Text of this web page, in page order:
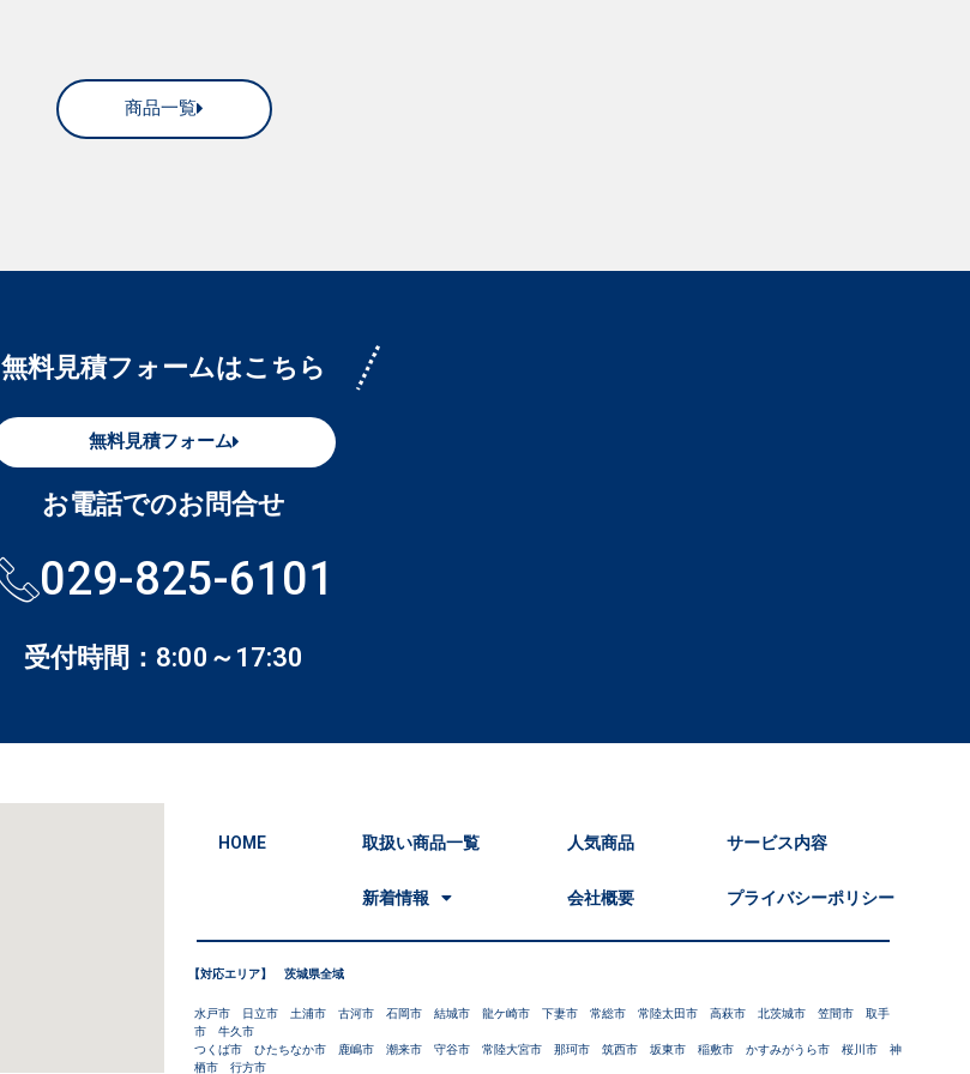
商品一覧
無料見積フォームはこちら
無料見積フォーム
お電話でのお問合せ
029-825-6101
受付時間：8:00～17:30
HOME 取扱い商品一覧
新着情報
人気商品
会社概要
サービス内容
プライバシーポリシー
【対応エリア】 茨城県全域
水戸市 日立市 土浦市 古河市 石岡市 結城市 龍ケ崎市 下妻市 常総市 常陸太田市 高萩市 北茨城市 笠間市 取手
市 牛久市
つくば市 ひたちなか市 鹿嶋市 潮来市 守谷市 常陸大宮市 那珂市 筑西市 坂東市 稲敷市 かすみがうら市 桜川市 神
栖市 行方市